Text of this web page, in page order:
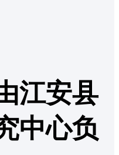
江安县
中心负